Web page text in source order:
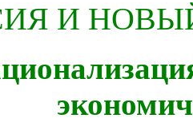
И